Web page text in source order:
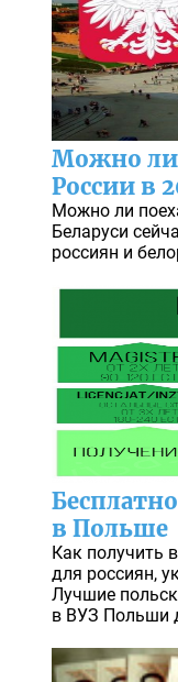
Можно ли
России в
Можно ли
Беларуси
россиян и
в Польше
Как получить
для россиян,
Лучшие
в ВУЗ Польши